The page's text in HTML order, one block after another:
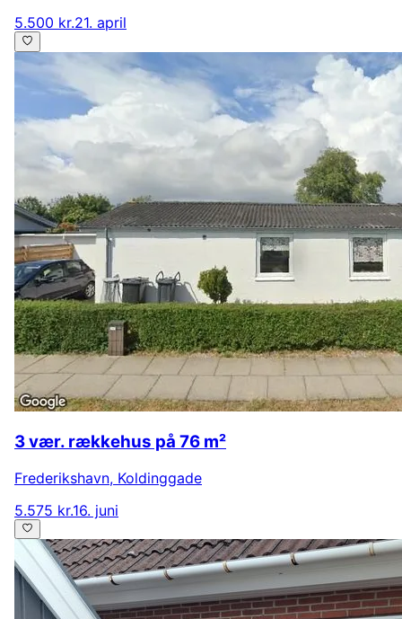
5.500 kr.21. april
3 vær. rækkehus på 76 m²
Frederikshavn, Koldinggade
5.575 kr.16. juni